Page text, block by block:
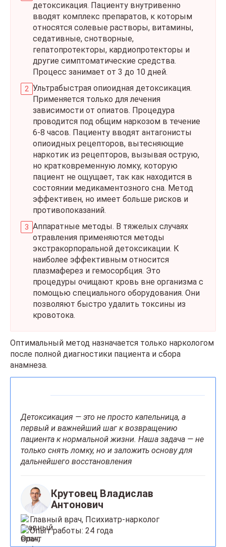
детоксикация. Пациенту внутривенно
вводят комплекс препаратов, к которым
относятся солевые растворы, витамины,
седативные, снотворные,
гепатопротекторы, кардиопротекторы и
другие симптоматические средства.
Процесс занимает от 3 до 10 дней.
Ультрабыстрая опиоидная детоксикация.
Применяется только для лечения
зависимости от опиатов. Процедура
проводится под общим наркозом в течение
6-8 часов. Пациенту вводят антагонисты
опиоидных рецепторов, вытесняющие
наркотик из рецепторов, вызывая острую,
но кратковременную ломку, которую
пациент не ощущает, так как находится в
состоянии медикаментозного сна. Метод
эффективен, но имеет больше рисков и
противопоказаний.
Аппаратные методы. В тяжелых случаях
отравления применяются методы
экстракорпоральной детоксикации. К
наиболее эффективным относится
плазмаферез и гемосорбция. Это
процедуры очищают кровь вне организма с
помощью специального оборудования. Они
позволяют быстро удалить токсины из
кровотока.
Оптимальный метод назначается только наркологом
после полной диагностики пациента и сбора
анамнеза.
Детоксикация — это не просто капельница, а
первый и важнейший шаг к возвращению
пациента к нормальной жизни. Наша задача — не
только снять ломку, но и заложить основу для
дальнейшего восстановления
Крутовец Владислав
Антонович
Главный врач, Психиатр-нарколог
Опыт работы: 24 года